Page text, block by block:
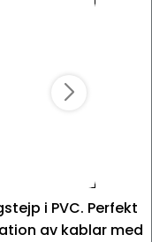
i PVC. Perfekt
av kablar med